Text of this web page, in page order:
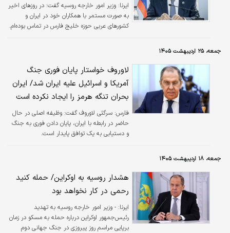
ایرنا: وزیر امور خارجه روسیه گفت: در روزهای اخیر
به صورت مستمر با همکاران خود در ایران و
کشورهای عربی حوزه خلیج فارس در تماس بوده‌ام.
جمعه، ۲۵ اردیبهشت ۱۴۰۵
لاوروف خواستار پایان فوری جنگ
آمریکا و اسرائیل علیه ایران شد/ ایران
بحران تنگه هرمز را ایجاد نکرده است
فارس: سرگئی لاوروف گفت: وظیفه اصلی در حال
حاضر در رابطه با ایران، پایان دادن فوری به جنگ
و دستیابی به یک توافق پایدار است.
جمعه، ۱۸ اردیبهشت ۱۴۰۵
هشدار روسیه به اوکراین/ حمله کنید
رحمی در کار نخواهد بود
ایرنا: - وزیر امور خارجه روسیه به تهدید
رئیس‌جمهور اوکراین درباره حمله به مسکو در زمان
برپایی مراسم روز پیروزی در جنگ جهانی دوم